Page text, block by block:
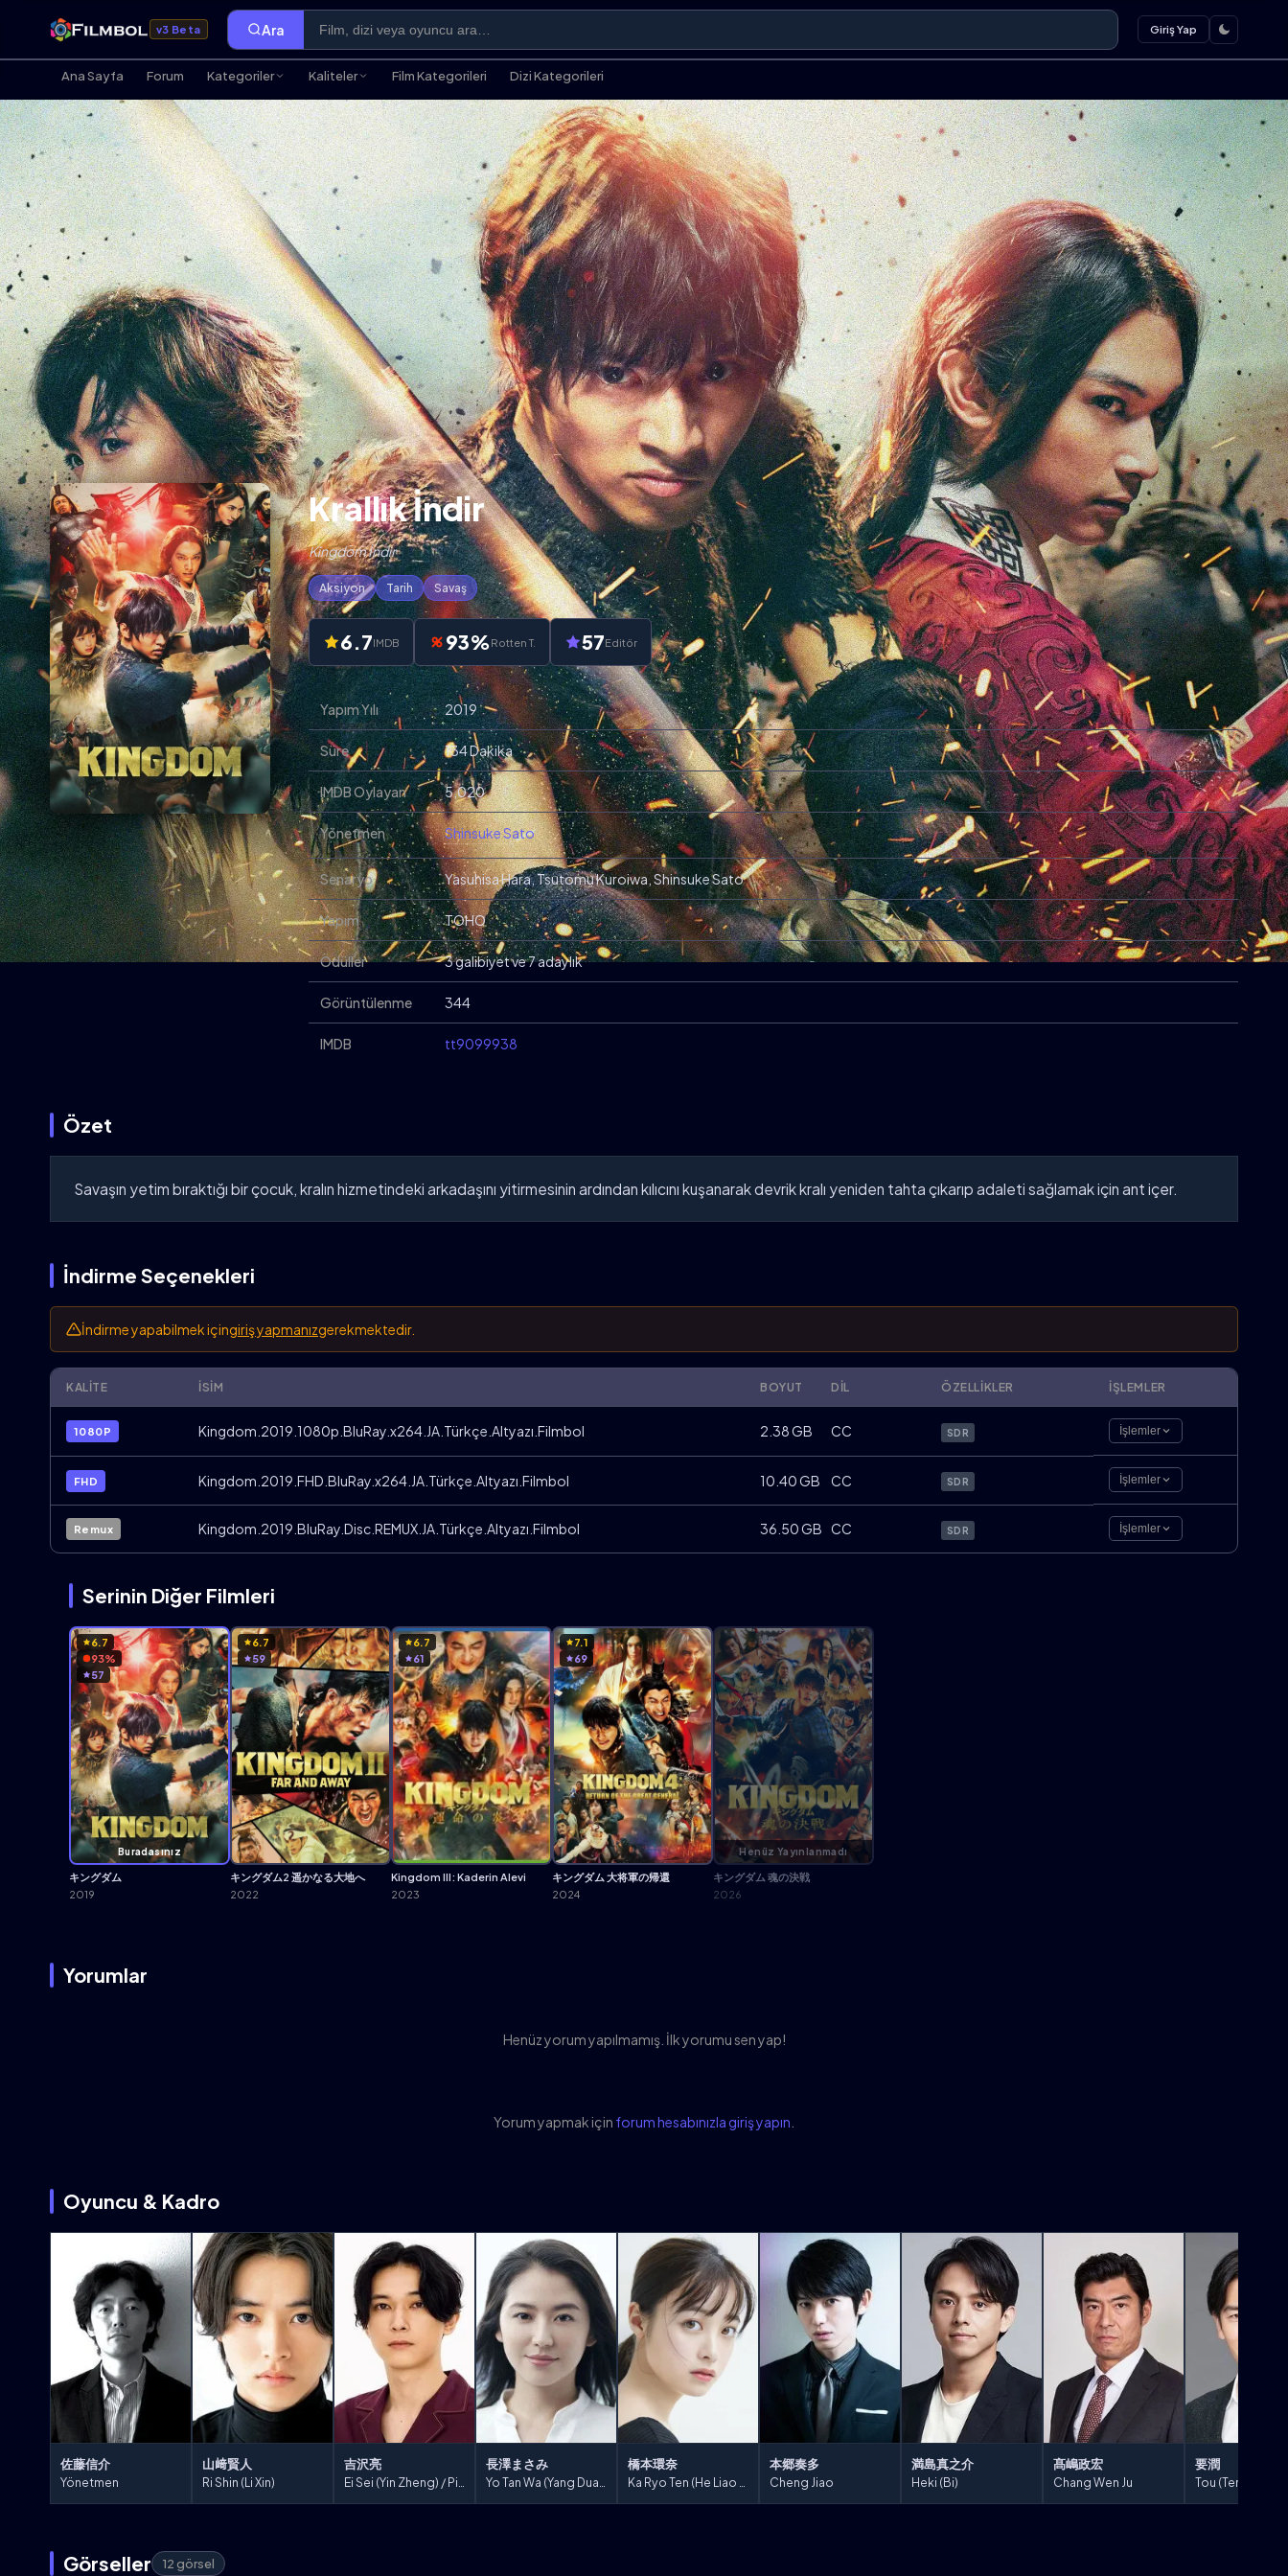
v3 Beta Ara Giriş Yap
Ana Sayfa Forum Kategoriler Kaliteler Film Kategorileri Dizi Kategorileri
Krallık İndir
Kingdom İndir
Aksiyon Tarih Savaş
6.7IMDB 93%Rotten T. 57Editör
Yapım Yılı 2019
Süre 134 Dakika
IMDB Oylayan 5,020
Yönetmen Shinsuke Sato
Senaryo Yasuhisa Hara, Tsutomu Kuroiwa, Shinsuke Sato
Yapım TOHO
Ödüller 3 galibiyet ve 7 adaylık
Görüntülenme 344
IMDB tt9099938
Özet
Savaşın yetim bıraktığı bir çocuk, kralın hizmetindeki arkadaşını yitirmesinin ardından kılıcını kuşanarak devrik kralı yeniden tahta çıkarıp adaleti sağlamak için ant içer.
İndirme Seçenekleri
İndirme yapabilmek içingiriş yapmanızgerekmektedir.
KALITE İSIM BOYUT DIL ÖZELLIKLER İŞLEMLER
1080P Kingdom.2019.1080p.BluRay.x264.JA.Türkçe.Altyazı.Filmbol 2.38 GB CC SDR İşlemler
FHD Kingdom.2019.FHD.BluRay.x264.JA.Türkçe.Altyazı.Filmbol 10.40 GB CC SDR İşlemler
Remux Kingdom.2019.BluRay.Disc.REMUX.JA.Türkçe.Altyazı.Filmbol 36.50 GB CC SDR İşlemler
Serinin Diğer Filmleri
Buradasınız
6.7
93%
57
キングダム
2019
6.7
59
キングダム2 遥かなる大地へ
2022
6.7
61
Kingdom III: Kaderin Alevi
2023
7.1
69
キングダム 大将軍の帰還
2024
Henüz Yayınlanmadı
キングダム 魂の決戦
2026
Yorumlar
Henüz yorum yapılmamış. İlk yorumu sen yap!
Yorum yapmak için forum hesabınızla giriş yapın
Oyuncu & Kadro
佐藤信介
Yönetmen
山﨑賢人
Ri Shin (Li Xin)
吉沢亮
Ei Sei (Yin Zheng) / Piao
長澤まさみ
Yo Tan Wa (Yang Duan He)
橋本環奈
Ka Ryo Ten (He Liao Diao)
本郷奏多
Cheng Jiao
満島真之介
Heki (Bi)
髙嶋政宏
Chang Wen Ju
要潤
Tou (Teng)
Görseller 12 görsel